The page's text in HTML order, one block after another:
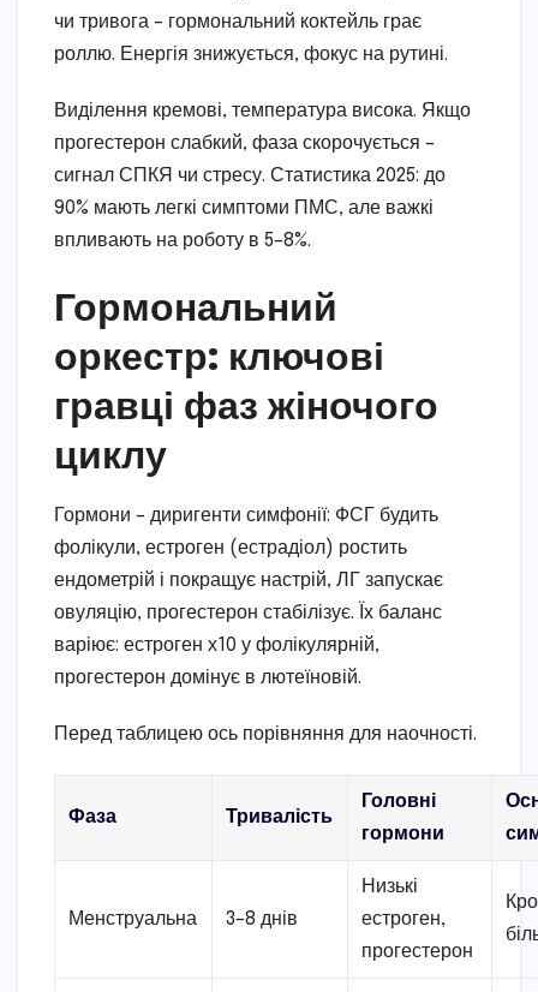
чи тривога – гормональний коктейль грає
роллю. Енергія знижується, фокус на рутині.
Виділення кремові, температура висока. Якщо
прогестерон слабкий, фаза скорочується –
сигнал СПКЯ чи стресу. Статистика 2025: до
90% мають легкі симптоми ПМС, але важкі
впливають на роботу в 5–8%.
Гормональний
оркестр: ключові
гравці фаз жіночого
циклу
Гормони – диригенти симфонії: ФСГ будить
фолікули, естроген (естрадіол) ростить
ендометрій і покращує настрій, ЛГ запускає
овуляцію, прогестерон стабілізує. Їх баланс
варіює: естроген х10 у фолікулярній,
прогестерон домінує в лютеїновій.
Перед таблицею ось порівняння для наочності.
Фаза Тривалість
Головні
гормони
Менструальна 3–8 днів
Низькі
естроген,
прогестерон